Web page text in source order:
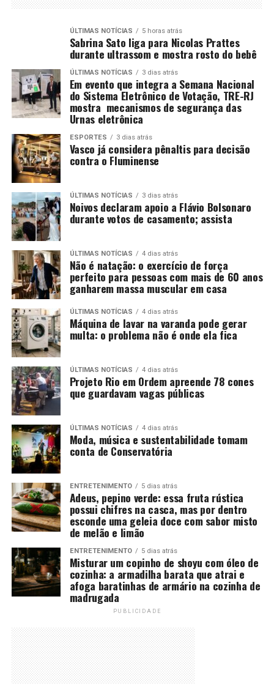
ÚLTIMAS NOTÍCIAS 5 horas atrás
Sabrina Sato liga para Nicolas Prattes
durante ultrassom e mostra rosto do bebê
ÚLTIMAS NOTÍCIAS 3 dias atrás
Em evento que integra a Semana Nacional
do Sistema Eletrônico de Votação, TRE-RJ
mostra mecanismos de segurança das
Urnas eletrônica
ESPORTES 3 dias atrás
Vasco já considera pênaltis para decisão
contra o Fluminense
ÚLTIMAS NOTÍCIAS 3 dias atrás
Noivos declaram apoio a Flávio Bolsonaro
durante votos de casamento; assista
ÚLTIMAS NOTÍCIAS 4 dias atrás
Não é natação: o exercício de força
perfeito para pessoas com mais de 60 anos
ganharem massa muscular em casa
ÚLTIMAS NOTÍCIAS 4 dias atrás
Máquina de lavar na varanda pode gerar
multa: o problema não é onde ela fica
ÚLTIMAS NOTÍCIAS 4 dias atrás
Projeto Rio em Ordem apreende 78 cones
que guardavam vagas públicas
ÚLTIMAS NOTÍCIAS 4 dias atrás
Moda, música e sustentabilidade tomam
conta de Conservatória
ENTRETENIMENTO 5 dias atrás
Adeus, pepino verde: essa fruta rústica
possui chifres na casca, mas por dentro
esconde uma geleia doce com sabor misto
de melão e limão
ENTRETENIMENTO 5 dias atrás
Misturar um copinho de shoyu com óleo de
cozinha: a armadilha barata que atrai e
afoga baratinhas de armário na cozinha de
madrugada
PUBLICIDADE